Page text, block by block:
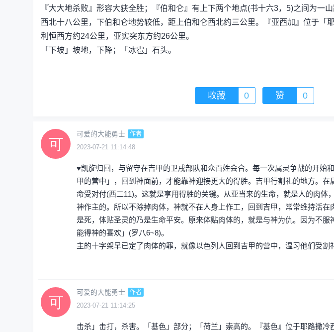
『大大地杀败』形容大获全胜；『伯和仑』有上下两个地点(书十六3，5)之间为一
西北十八公里，下伯和仑地势较低，距上伯和仑西北约三公里。『亚西加』位于「
利恒西方约24公里，亚实突东方约26公里。
「下坡」坡地，下降；「冰雹」石头。
收藏 0 赞 0
可爱的大能勇士 作者
2023-07-21 11:14:48
♥凯旋归回，与留守在吉甲的卫戌部队和众百姓会合。每一次属灵争战的开始
甲的营中」，回到神面前，才能靠神迎接更大的得胜。吉甲行割礼的地方。
命受对付(西二11)。这就是享用得胜的关键。从亚当来的生命，就是人的肉体
神作主的。所以不除掉肉体，神就不在人身上作工，回到吉甲，常常维持活
是死，体贴圣灵的乃是生命平安。原来体贴肉体的，就是与神为仇。因为不
能得神的喜欢」(罗八6~8)。
主的十字架早已定了肉体的罪，就像以色列人回到吉甲的营中，温习他们受割
可爱的大能勇士 作者
2023-07-21 11:14:25
击杀」击打，杀害。「基色」部分；「荷兰」崇高的。『基色』位于耶路撒